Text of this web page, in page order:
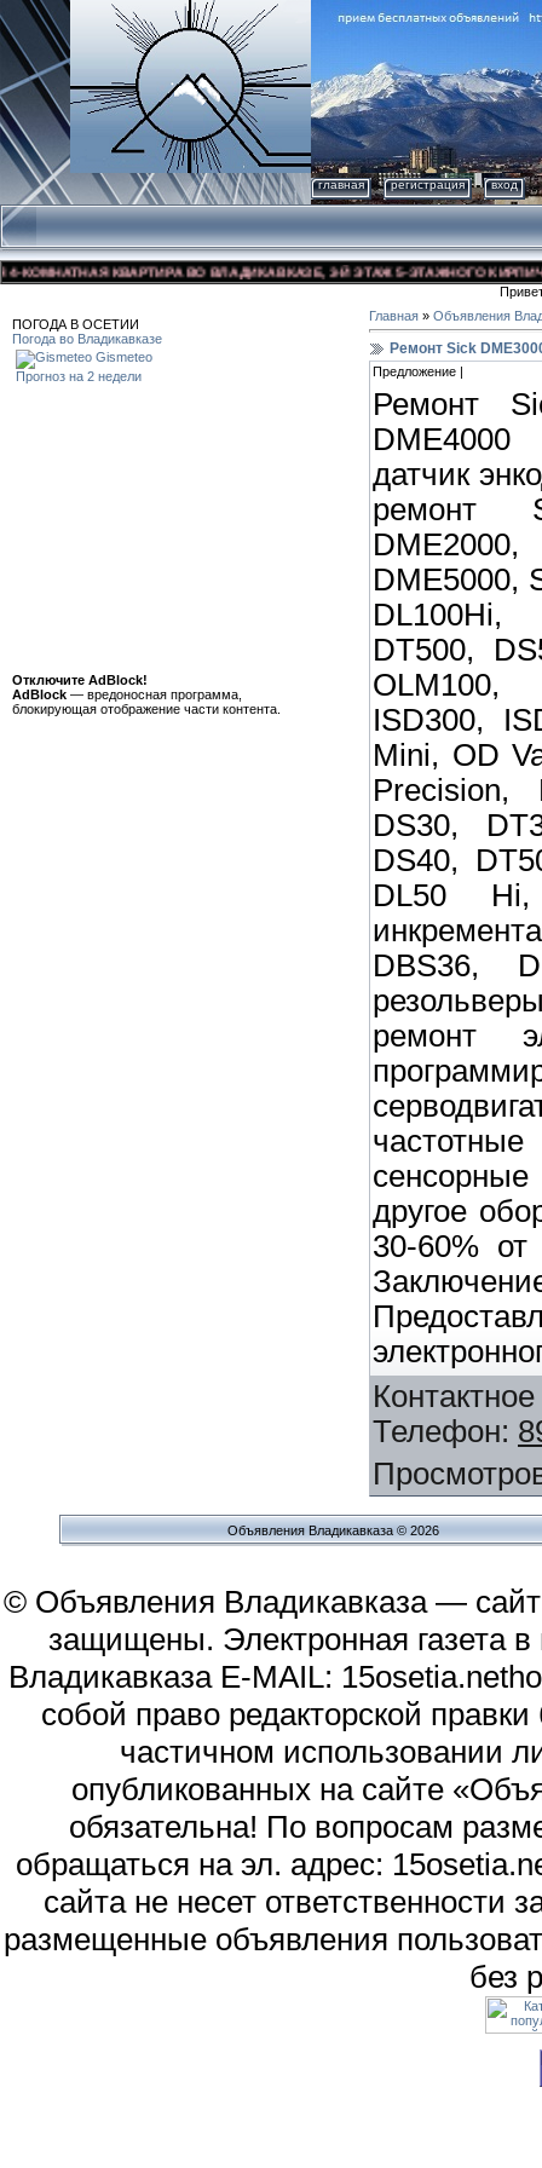
главная регистрация вход
КВАРТИРА ВО ВЛАДИКАВКАЗЕ, 3-Й ЭТАЖ 5-ЭТАЖНОГО
ПОГОДА В ОСЕТИИ
Погода во Владикавказе
Gismeteo
Прогноз на 2 недели
Отключите AdBlock!
AdBlock — вредоносная программа,
блокирующая отображение части контента.
Главная » Объявления
Ремонт Sick
Предложение |
Ремонт
датчик
ремонт
DME5000,
DL100Hi,
DT500,
OLM100,
ISD300,
Mini, OD
DS30,
DS40,
DL50
DBS36,
ремонт
другое
30-60% от
Телефон:
Объявления Владикавказа © 2026
© Объявления Владикавказа —
защищены. Электронная газета
Владикавказа E-MAIL:
собой право редакторской
частичном использовании
опубликованных на сайте
обязательна! По вопросам
обращаться на эл. адрес:
сайта не несет
размещенные объявления
без